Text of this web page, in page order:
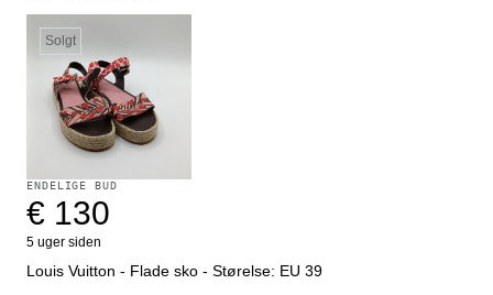
Solgt
ENDELIGE BUD
€ 130
5 uger siden
Louis Vuitton - Flade sko - Størelse: EU 39